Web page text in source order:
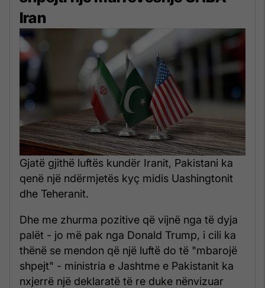
Iran
Gjatë gjithë luftës kundër Iranit, Pakistani ka
qenë një ndërmjetës kyç midis Uashingtonit
dhe Teheranit.
Dhe me zhurma pozitive që vijnë nga të dyja
palët - jo më pak nga Donald Trump, i cili ka
thënë se mendon që një luftë do të "mbarojë
shpejt" - ministria e Jashtme e Pakistanit ka
nxjerrë një deklaratë të re duke nënvizuar